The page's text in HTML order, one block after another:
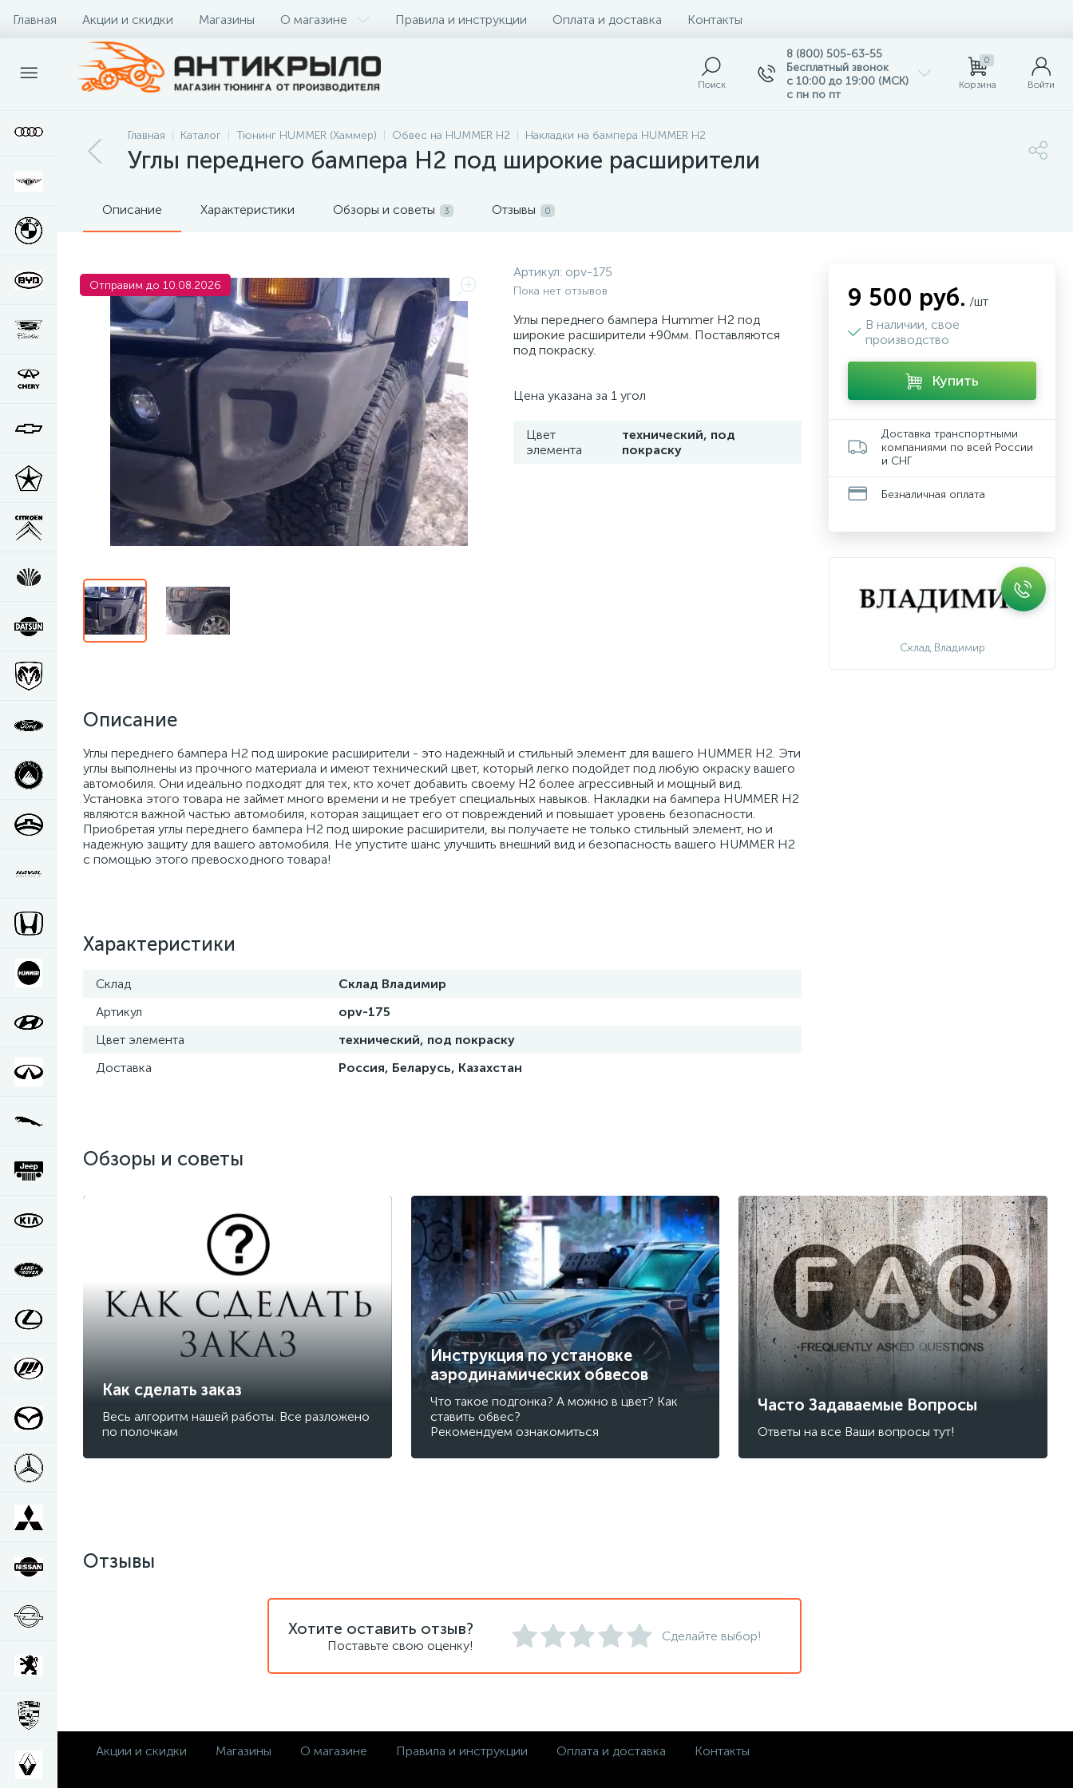
Главная Акции и скидки Магазины О магазине Правила и инструкции Оплата и доставка Контакты
Поиск
8 (800) 505-63-55
Бесплатный звонок
с 10:00 до 19:00 (МСК)
с пн по пт
0
Корзина Войти
Главная Каталог Тюнинг HUMMER (Хаммер) Обвес на HUMMER H2 Накладки на бампера HUMMER H2
Углы переднего бампера H2 под широкие расширители
Описание Характеристики Обзоры и советы 3 Отзывы 0
Отправим до 10.08.2026
Артикул: opv-175
Пока нет отзывов
Углы переднего бампера Hummer H2 под
широкие расширители +90мм. Поставляются
под покраску.
Цена указана за 1 угол
Цвет
элемента
технический, под
покраску
Описание
Углы переднего бампера H2 под широкие расширители - это надежный и стильный элемент для вашего HUMMER H2. Эти
углы выполнены из прочного материала и имеют технический цвет, который легко подойдет под любую окраску вашего
автомобиля. Они идеально подходят для тех, кто хочет добавить своему H2 более агрессивный и мощный вид.
Установка этого товара не займет много времени и не требует специальных навыков. Накладки на бампера HUMMER H2
являются важной частью автомобиля, которая защищает его от повреждений и повышает уровень безопасности.
Приобретая углы переднего бампера H2 под широкие расширители, вы получаете не только стильный элемент, но и
надежную защиту для вашего автомобиля. Не упустите шанс улучшить внешний вид и безопасность вашего HUMMER H2
с помощью этого превосходного товара!
Характеристики
Склад
Склад Владимир
Артикул
opv-175
Цвет элемента
технический, под покраску
Доставка
Россия, Беларусь, Казахстан
9 500 руб. /шт
В наличии, свое
производство
Купить
Доставка транспортными
компаниями по всей России
и СНГ
Безналичная оплата
Склад Владимир
Обзоры и советы
Как сделать заказ
Весь алгоритм нашей работы. Все разложено
по полочкам
Инструкция по установке
аэродинамических обвесов
Что такое подгонка? А можно в цвет? Как
ставить обвес?
Рекомендуем ознакомиться
Часто Задаваемые Вопросы
Ответы на все Ваши вопросы тут!
Отзывы
Хотите оставить отзыв?
Поставьте свою оценку!
Сделайте выбор!
Акции и скидки Магазины О магазине Правила и инструкции Оплата и доставка Контакты